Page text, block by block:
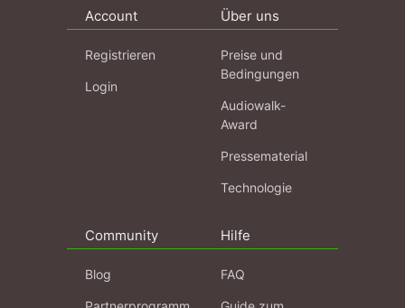
Account
Registrieren
Login
Über uns
Preise und
Bedingungen
Audiowalk-
Award
Pressematerial
Technologie
Community
Blog
Hilfe
FAQ